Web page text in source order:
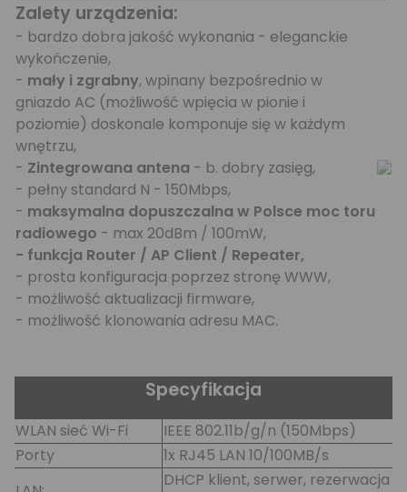
Zalety urządzenia:
- bardzo dobra jakość wykonania - eleganckie
wykończenie,
- mały i zgrabny, wpinany bezpośrednio w
gniazdo AC (możliwość wpięcia w pionie i
poziomie) doskonale komponuje się w każdym
wnętrzu,
- Zintegrowana antena - b. dobry zasięg,
- pełny standard N - 150Mbps,
- maksymalna dopuszczalna w Polsce moc toru
radiowego - max 20dBm / 100mW,
- funkcja Router / AP Client / Repeater,
- prosta konfiguracja poprzez stronę WWW,
- możliwość aktualizacji firmware,
- możliwość klonowania adresu MAC.
Specyfikacja
WLAN sieć Wi-Fi
IEEE 802.11b/g/n (150Mbps)
Porty
1x RJ45 LAN 10/100MB/s
DHCP klient, serwer, rezerwacja